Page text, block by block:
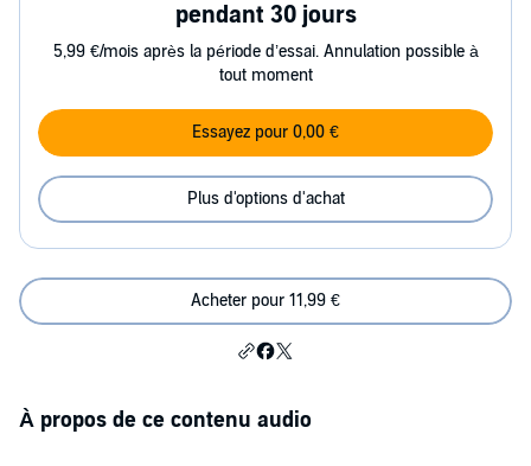
pendant 30 jours
5,99 €/mois après la période d’essai. Annulation possible à
tout moment
Essayez pour 0,00 €
Plus d'options d'achat
Acheter pour 11,99 €
À propos de ce contenu audio